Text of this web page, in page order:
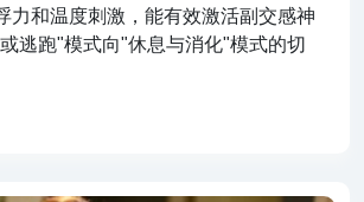
力和温度刺激，能有效激活副交感神
逃跑"模式向"休息与消化"模式的切